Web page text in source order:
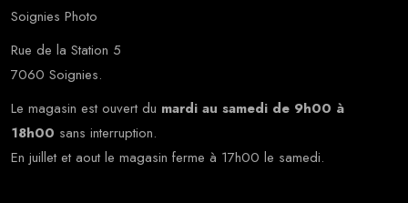
Soignies Photo
Rue de la Station 5
7060 Soignies.
Le magasin est ouvert du mardi au samedi de 9h00 à
18h00 sans interruption.
En juillet et aout le magasin ferme à 17h00 le samedi.